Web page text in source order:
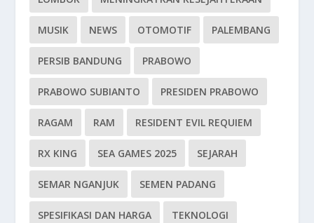
MUSIK NEWS OTOMOTIF PALEMBANG
PERSIB BANDUNG PRABOWO
PRABOWO SUBIANTO PRESIDEN PRABOWO
RAGAM RAM RESIDENT EVIL REQUIEM
RX KING SEA GAMES 2025 SEJARAH
SEMAR NGANJUK SEMEN PADANG
SPESIFIKASI DAN HARGA TEKNOLOGI